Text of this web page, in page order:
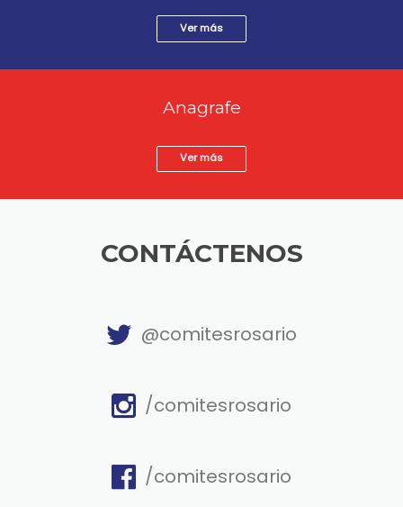
Ver más
Anagrafe
Ver más
CONTÁCTENOS
@comitesrosario
/comitesrosario
/comitesrosario